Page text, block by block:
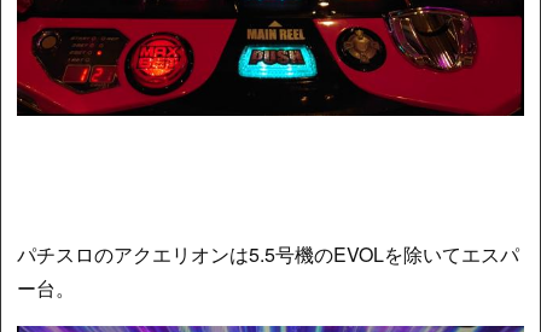
パチスロのアクエリオンは5.5号機のEVOLを除いてエスパ
ー台。